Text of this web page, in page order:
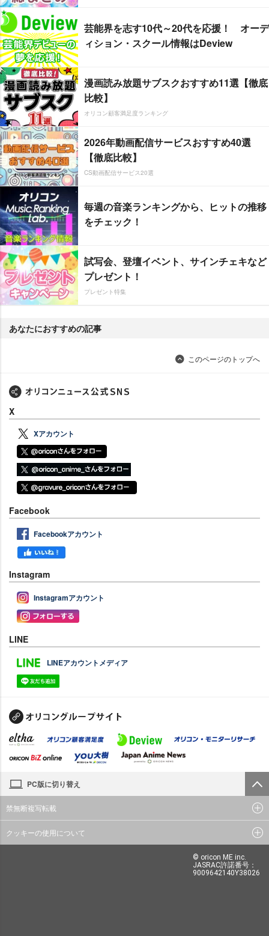
芸能界を志す10代～20代を応援！ オーデ
ィション・スクール情報はDeview
漫画読み放題サブスクおすすめ11選【徹底
比較】
オリコン顧客満足度ランキング
2026年動画配信サービスおすすめ40選
【徹底比較】
CS動画配信サービス20選
毎週の音楽ランキングから、ヒットの推移
をチェック！
試写会、登壇イベント、サインチェキなど
プレゼント！
プレゼント特集
あなたにおすすめの記事
このページのトップへ
X
Xアカウント
Facebook
Facebookアカウント
Instagram
Instagramアカウント
LINE
LINEアカウントメディア
PC版に切り替え
禁無断複写転載
クッキーの使用について
© oricon ME inc.
JASRAC許諾番号：
9009642140Y38026